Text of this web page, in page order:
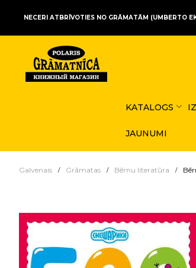
NECERI ATBRĪVOTIES NO GRĀMATĀM (UMBERTO
KATALOGS
JAUNUMI
Galvenais Grāmatas Bērnu literatūra